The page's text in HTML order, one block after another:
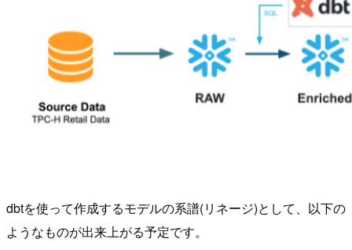
dbtを使って作成するモデルの系譜(リネージ)として、以下の
ようなものが出来上がる予定です。